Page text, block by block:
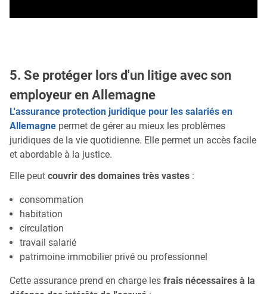
5. Se protéger lors d'un litige avec son
employeur en Allemagne
L'assurance protection juridique pour les salariés en
Allemagne permet de gérer au mieux les problèmes
juridiques de la vie quotidienne. Elle permet un accès facile
et abordable à la justice.
Elle peut couvrir des domaines très vastes :
consommation
habitation
circulation
travail salarié
patrimoine immobilier privé ou professionnel
Cette assurance prend en charge les frais nécessaires à la